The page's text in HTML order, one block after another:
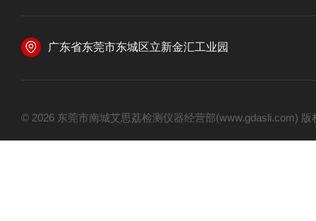
广东省东莞市东城区立新金汇工业园
© 2026 东莞市南城艾思荔检测仪器经营部(www.gdasli.com)